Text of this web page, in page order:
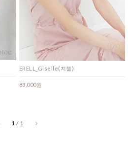
ERELL_Giselle(지젤)
83,000원
1 / 1